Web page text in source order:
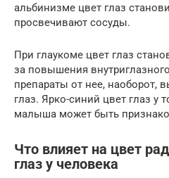
альбинизме цвет глаз
просвечивают сосуды.
При глаукоме цвет глаз
за повышения
препараты от нее, наоборот,
глаз. Ярко-синий цвет глаз у
малыша может быть
Что влияет на цвет
глаз у человека